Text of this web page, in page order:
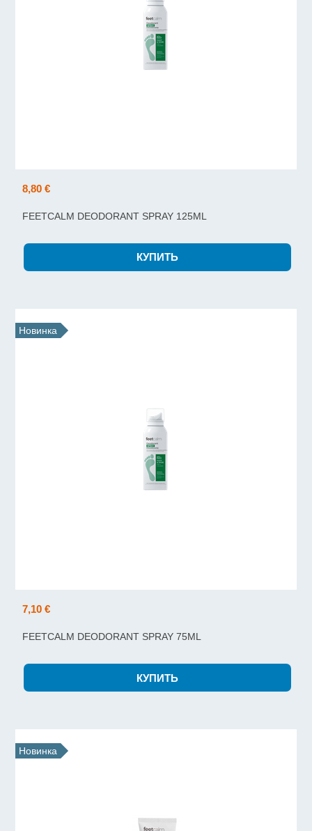
8,80 €
FEETCALM DEODORANT SPRAY 125ML
Новинка
7,10 €
FEETCALM DEODORANT SPRAY 75ML
Новинка